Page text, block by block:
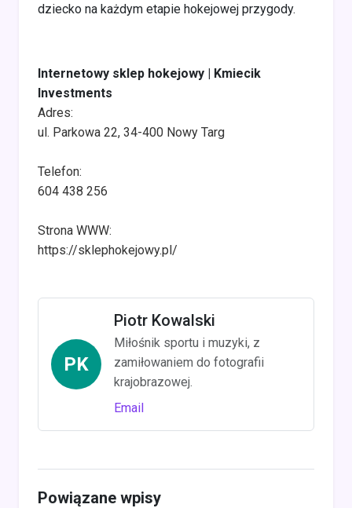
dziecko na każdym etapie hokejowej przygody.
Internetowy sklep hokejowy | Kmiecik
Investments
Adres:
ul. Parkowa 22, 34-400 Nowy Targ
Telefon:
604 438 256
Strona WWW:
https://sklephokejowy.pl/
PK
Piotr Kowalski
Miłośnik sportu i muzyki, z
zamiłowaniem do fotografii
krajobrazowej.
Email
Powiązane wpisy